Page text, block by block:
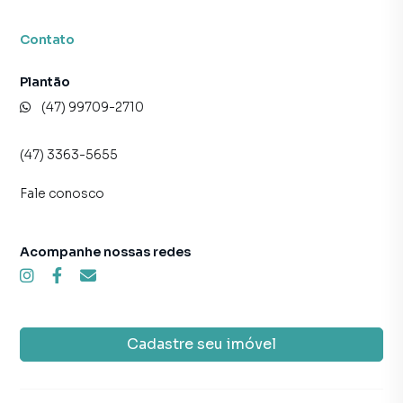
atendimento preparada para atender proprietários e
Contato
Plantão
(47) 99709-2710
(47) 3363-5655
Fale conosco
Cadastre seu imóvel
Acompanhe nossas redes